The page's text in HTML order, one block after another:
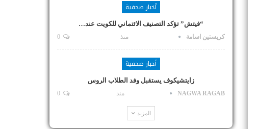
أخبار صحفية
“فيتش” تؤكد التصنيف الائتماني للكويت عند…
كريستين اسامة منذ
أخبار صحفية
زايتشيكوف يستقبل وفد الطلاب الروس
NAGWA RAGAB منذ
المزيد